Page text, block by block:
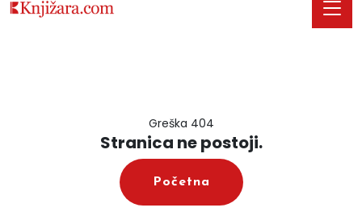
Greška 404
Stranica ne postoji.
Početna